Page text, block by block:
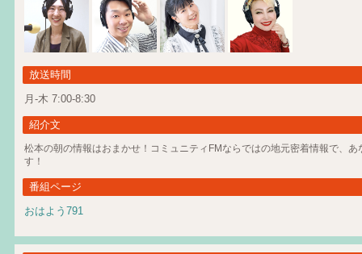
放送時間
月-木 7:00-8:30
紹介文
松本の朝の情報はおまかせ！コミュニティFMならではの地元密着情報で、あ
す！
番組ページ
おはよう791